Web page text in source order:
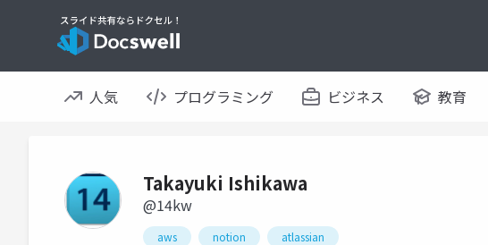
人気 プログラミング ビジネス 教育
Takayuki Ishikawa
@14kw
aws notion atlassian